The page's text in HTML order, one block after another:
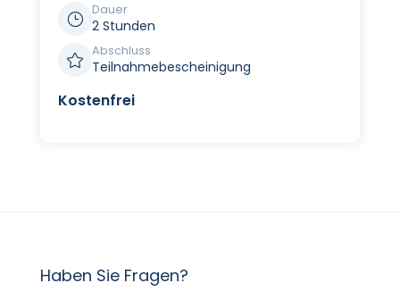
}
Dauer
2 Stunden

Abschluss
Teilnahmebescheinigung
Kostenfrei
Haben Sie Fragen?